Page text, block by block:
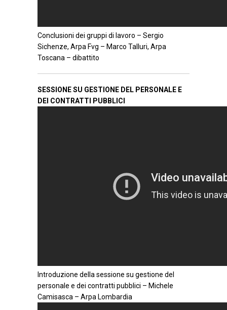
Conclusioni dei gruppi di lavoro – Sergio
Sichenze, Arpa Fvg – Marco Talluri, Arpa
Toscana – dibattito
SESSIONE SU GESTIONE DEL PERSONALE E
DEI CONTRATTI PUBBLICI
Introduzione della sessione su gestione del
personale e dei contratti pubblici – Michele
Camisasca – Arpa Lombardia